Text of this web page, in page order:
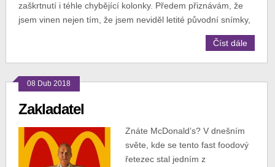
zaškrtnutí i téhle chybějící kolonky. Předem přiznávám, že
jsem vinen nejen tím, že jsem neviděl letité původní snímky,
Číst dále
08 Dub 2018
Zakladatel
Znáte McDonald’s? V dnešním
světe, kde se tento fast foodový
řetezec stal jedním z